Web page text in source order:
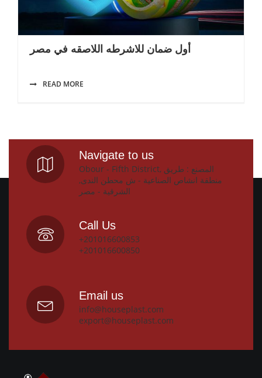
أول ضمان للاشرطه اللاصقه في مصر
READ MORE
Navigate to us
Obour - Fifth District, المصنع : طريق
منطقة انشاص الصناعية - ش محطن الندى,
الشرقية - مصر
Call Us
+201016600853
+201016600850
Email us
info@houseplast.com
export@houseplast.com